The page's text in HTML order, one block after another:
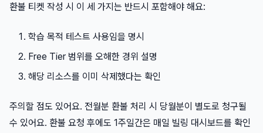
환불 티켓 작성 시 이 세 가지는 반드시 포함해야 해요:
학습 목적 테스트 사용임을 명시
Free Tier 범위를 오해한 경위 설명
해당 리소스를 이미 삭제했다는 확인
주의할 점도 있어요. 전월분 환불 처리 시 당월분이 별도로 청구될
수 있어요. 환불 요청 후에도 1주일간은 매일 빌링 대시보드를 확인